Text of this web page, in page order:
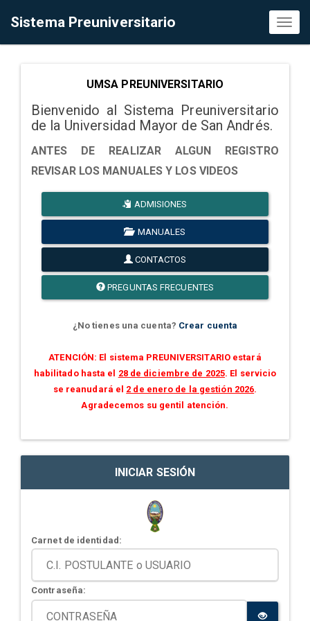
Sistema Preuniversitario
UMSA PREUNIVERSITARIO
Bienvenido al Sistema Preuniversitario
de la Universidad Mayor de San Andrés.
ANTES DE REALIZAR ALGUN REGISTRO
REVISAR LOS MANUALES Y LOS VIDEOS
ADMISIONES
MANUALES
CONTACTOS
PREGUNTAS FRECUENTES
¿No tienes una cuenta? Crear cuenta
ATENCIÓN: El sistema PREUNIVERSITARIO estará
habilitado hasta el 28 de diciembre de 2025. El servicio
se reanudará el 2 de enero de la gestión 2026.
Agradecemos su gentil atención.
INICIAR SESIÓN
Carnet de identidad:
Contraseña: